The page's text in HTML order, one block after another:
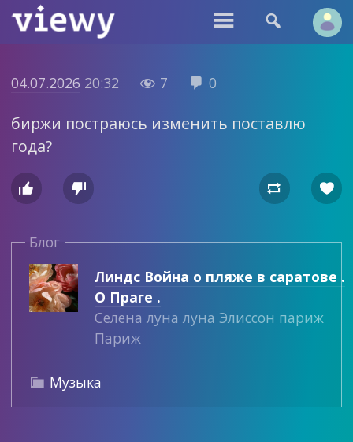
 
04.07.2026 20:32  7  0
биржи постраюсь изменить поставлю
года?
   
Блог
Линдс Война о пляже в саратове .
О Праге .
Селена луна луна Элиссон париж
Париж
 Музыка